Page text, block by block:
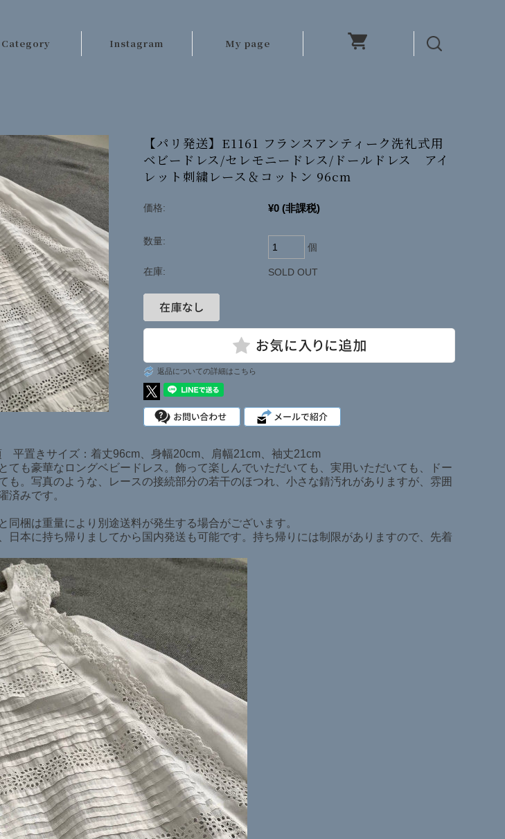
Category
ス・刺繍
材料
チンクロス類
ドリネン類
テン・ラグ類
ッション
他
在庫商品
ITEMS
Instagram My page
【パリ発送】E1161 フランスアンティーク洗礼式用
ベビードレス/セレモニードレス/ドールドレス アイ
レット刺繍レース＆コットン 96cm
価格: ¥0 (非課税)
数量:
個
在庫: SOLD OUT
返品についての詳細はこちら
平置きサイズ：着丈96cm、身幅20cm、肩幅21cm、袖丈21cm
ても豪華なロングベビードレス。飾って楽しんでいただいても、実用いただいても、ドー
も。写真のような、レースの接続部分の若干のほつれ、小さな錆汚れがありますが、雰囲
済みです。
梱は重量により別途送料が発生する場合がございます。
日本に持ち帰りましてから国内発送も可能です。持ち帰りには制限がありますので、先着